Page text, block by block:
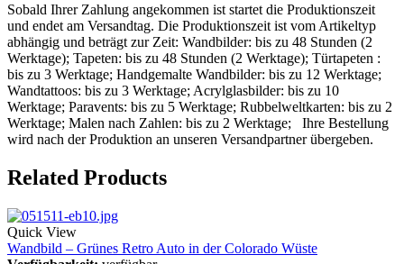
Sobald Ihrer Zahlung angekommen ist startet die Produktionszeit
und endet am Versandtag. Die Produktionszeit ist vom Artikeltyp
abhängig und beträgt zur Zeit: Wandbilder: bis zu 48 Stunden (2
Werktage); Tapeten: bis zu 48 Stunden (2 Werktage); Türtapeten :
bis zu 3 Werktage; Handgemalte Wandbilder: bis zu 12 Werktage;
Wandtattoos: bis zu 3 Werktage; Acrylglasbilder: bis zu 10
Werktage; Paravents: bis zu 5 Werktage; Rubbelweltkarten: bis zu 2
Werktage; Malen nach Zahlen: bis zu 2 Werktage; Ihre Bestellung
wird nach der Produktion an unseren Versandpartner übergeben.
Related Products
Quick View
Wandbild – Grünes Retro Auto in der Colorado Wüste